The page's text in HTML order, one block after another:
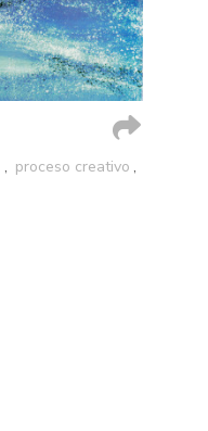
proceso creativo